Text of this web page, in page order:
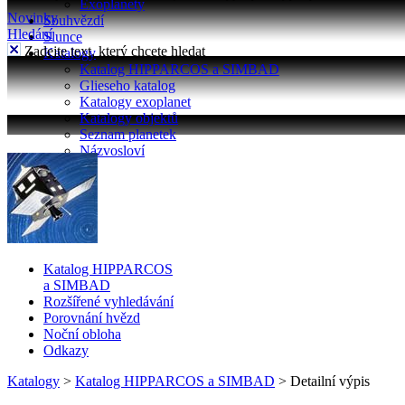
Exoplanety
Souhvězdí
Slunce
Katalogy
Katalog HIPPARCOS a SIMBAD
Glieseho katalog
Katalogy exoplanet
Katalogy objektů
Seznam planetek
Názvosloví
Novinky
Hledání
Zadejte text, který chcete hledat
Katalog HIPPARCOS
a SIMBAD
Rozšířené vyhledávání
Porovnání hvězd
Noční obloha
Odkazy
Katalogy > Katalog HIPPARCOS a SIMBAD > Detailní výpis